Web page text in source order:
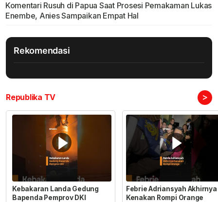
Komentari Rusuh di Papua Saat Prosesi Pemakaman Lukas
Enembe, Anies Sampaikan Empat Hal
Rekomendasi
Republika TV >
Kebakaran Landa Gedung
Bapenda Pemprov DKI
Febrie Adriansyah Akhirnya
Kenakan Rompi Orange